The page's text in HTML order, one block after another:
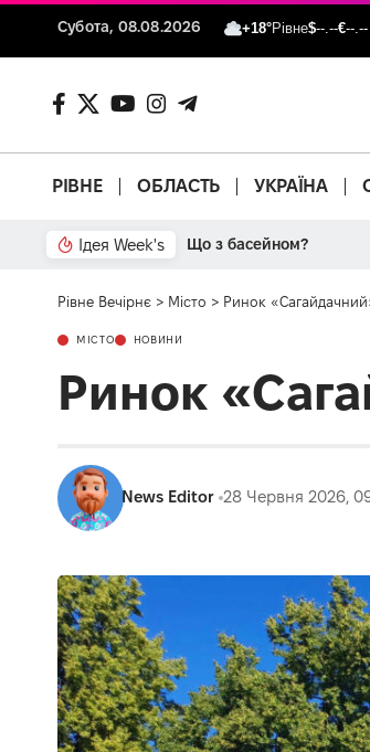
Субота, 08.08.2026 +18°Рівне$--.--€--.--
РІВНЕ ОБЛАСТЬ УКРАЇНА
Ідея Week's Від паркану до картонки
Рівне Вечірнє > Місто > Ринок
МІСТО НОВИНИ
Ринок
News Editor 28 Червня 2026,